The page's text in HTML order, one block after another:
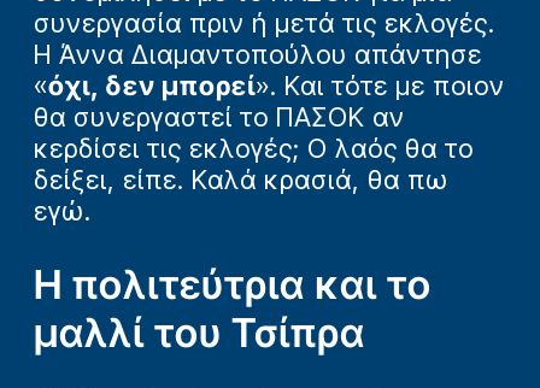
συνεργασία πριν ή μετά τις εκλογές.
Η Άννα Διαμαντοπούλου απάντησε
«όχι, δεν μπορεί». Και τότε με ποιον
θα συνεργαστεί το ΠΑΣΟΚ αν
κερδίσει τις εκλογές; Ο λαός θα το
δείξει, είπε. Καλά κρασιά, θα πω
εγώ.
Η πολιτεύτρια και το
μαλλί του Τσίπρα